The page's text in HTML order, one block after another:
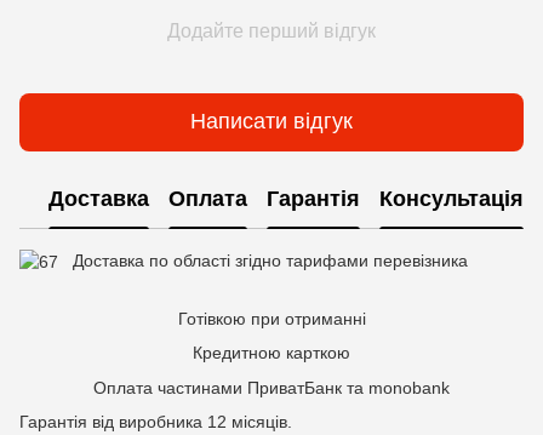
Додайте перший відгук
Написати відгук
Доставка Оплата Гарантія Консультація
Доставка по області згідно тарифами перевізника
Готівкою при отриманні
Кредитною карткою
Оплата частинами ПриватБанк та monobank
Гарантія від виробника 12 місяців.